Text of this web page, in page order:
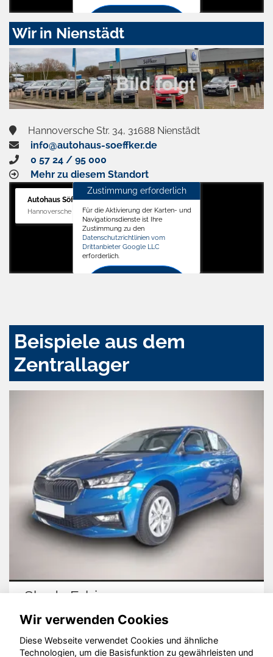
Zustimmen
aktivieren
Wir in Nienstädt
Hannoversche Str. 34, 31688 Nienstädt
info@autohaus-soeffker.de
0 57 24 / 95 000
Mehr zu diesem Standort
Autohaus Söffker GmbH
Hannoversche Str. 34, 31688 Nienstädt
Zustimmung erforderlich
Für die Aktivierung der Karten- und
Navigationsdienste ist Ihre
Zustimmung zu den
Datenschutzrichtlinien vom
Drittanbieter Google LLC
erforderlich.
Beispiele aus dem
Zentrallager
Fabia
Wir verwenden Cookies
Diese Webseite verwendet Cookies und ähnliche
Technologien, um die Basisfunktion zu gewährleisten und